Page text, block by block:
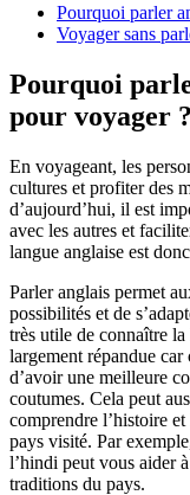
Pourquoi parler
Voyager sans
Pourquoi
pour voyager ?
En voyageant, les
cultures et profiter des
d’aujourd’hui, il est
avec les autres et
langue anglaise est
Parler anglais permet
possibilités et de
très utile de connaître
largement répandue
d’avoir une meilleure
coutumes. Cela peut
comprendre l’histoire
pays visité. Par
l’hindi peut vous aider
traditions du pays.